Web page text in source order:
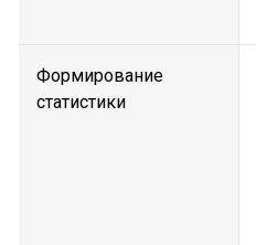
Формирование
статистики